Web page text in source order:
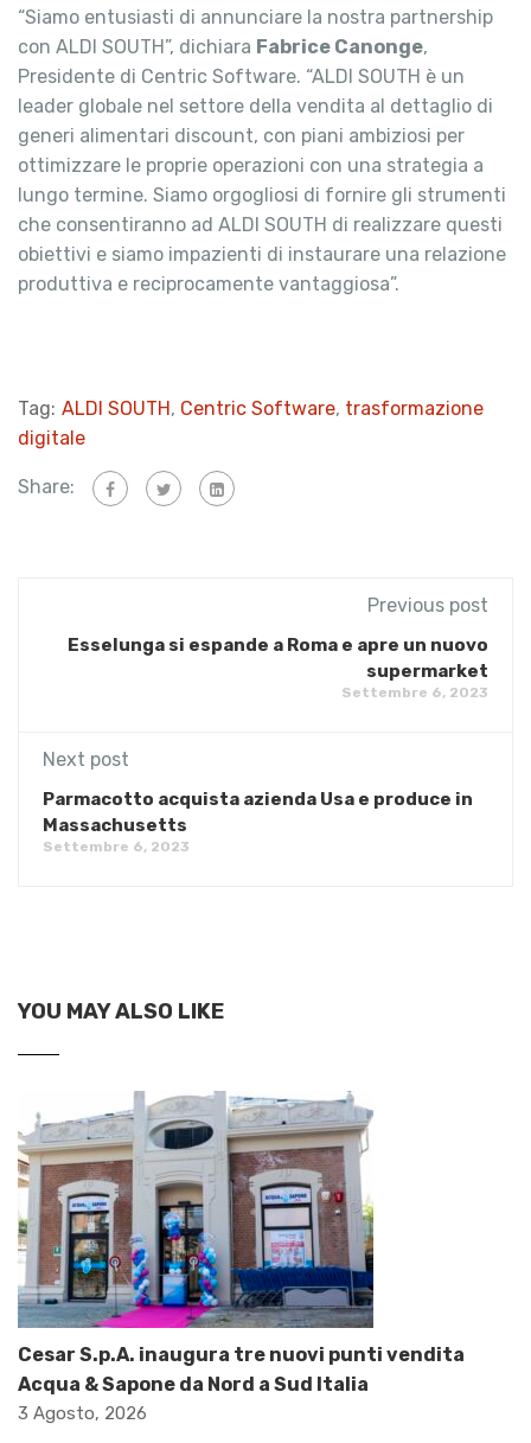
“Siamo entusiasti di annunciare la nostra partnership
con ALDI SOUTH”, dichiara Fabrice Canonge,
Presidente di Centric Software. “ALDI SOUTH è un
leader globale nel settore della vendita al dettaglio di
generi alimentari discount, con piani ambiziosi per
ottimizzare le proprie operazioni con una strategia a
lungo termine. Siamo orgogliosi di fornire gli strumenti
che consentiranno ad ALDI SOUTH di realizzare questi
obiettivi e siamo impazienti di instaurare una relazione
produttiva e reciprocamente vantaggiosa”.
Tag: ALDI SOUTH, Centric Software, trasformazione
digitale
Share:
Previous post
Esselunga si espande a Roma e apre un nuovo
supermarket
Settembre 6, 2023
Next post
Parmacotto acquista azienda Usa e produce in
Massachusetts
Settembre 6, 2023
YOU MAY ALSO LIKE
Cesar S.p.A. inaugura tre nuovi punti vendita
Acqua & Sapone da Nord a Sud Italia
3 Agosto, 2026